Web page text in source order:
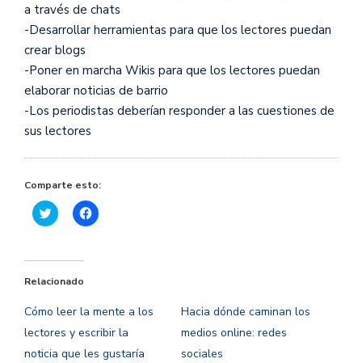
a través de chats
-Desarrollar herramientas para que los lectores puedan
crear blogs
-Poner en marcha Wikis para que los lectores puedan
elaborar noticias de barrio
-Los periodistas deberían responder a las cuestiones de
sus lectores
Comparte esto:
Haz
clic
Twitter
abre
una
ventana
nueva)
Haz
clic
ventana
nueva)
Relacionado
Cómo leer la mente a los
lectores y escribir la
noticia que les gustaría
Hacia dónde caminan los
medios online: redes
sociales